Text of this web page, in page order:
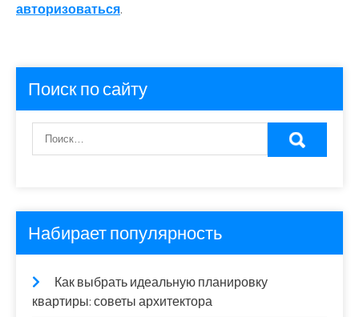
авторизоваться.
Поиск по сайту
Набирает популярность
Как выбрать идеальную планировку
квартиры: советы архитектора